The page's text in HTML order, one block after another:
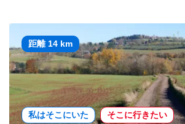
距離 14 km
私はそこにいた そこに行きたい